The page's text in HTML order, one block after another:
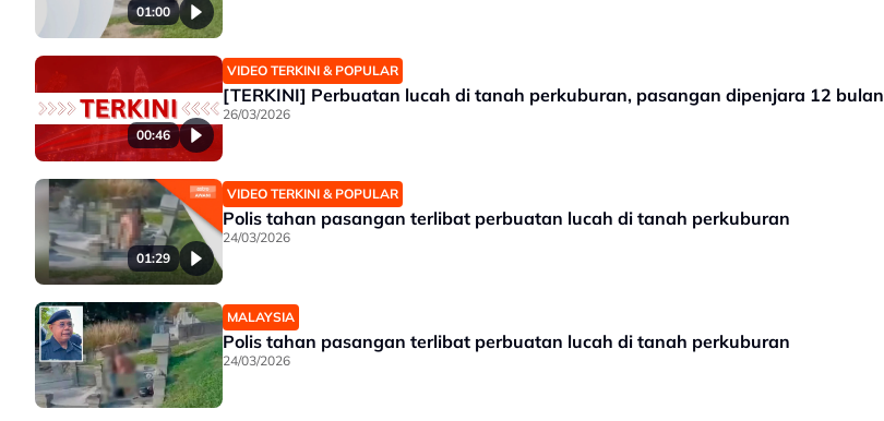
01:00
00:46
VIDEO TERKINI & POPULAR
[TERKINI] Perbuatan lucah di tanah perkuburan, pasangan dipenjara 12 bulan
26/03/2026
01:29
VIDEO TERKINI & POPULAR
Polis tahan pasangan terlibat perbuatan lucah di tanah perkuburan
24/03/2026
MALAYSIA
Polis tahan pasangan terlibat perbuatan lucah di tanah perkuburan
24/03/2026